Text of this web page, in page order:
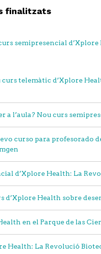
finalitzats
semipresencial
telemàtic d’Xplore
a l’aula? Nou curs
curso para profesorado
d’Xplore Health: La
d’Xplore Health sobre
en el Parque de las
Health: La Revolució